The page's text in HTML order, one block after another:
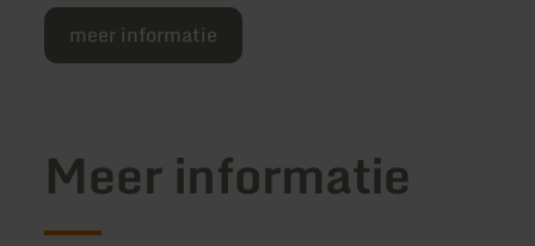
meer informatie
Meer informatie